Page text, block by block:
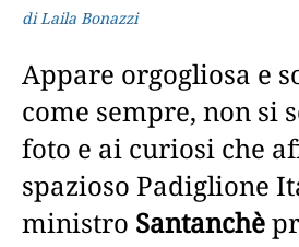
di Laila Bonazzi
Appare orgogliosa e
come sempre, non si
foto e ai curiosi che
spazioso Padiglione
ministro Santanchè